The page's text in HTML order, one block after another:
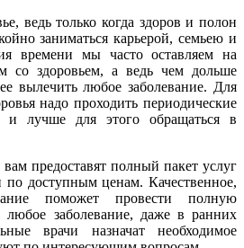
ведь только когда здоров и полон
заниматься карьерой, семьею и
времени мы часто оставляем на
со здоровьем, а ведь чем дольше
вылечить любое заболевание. Для
надо проходить периодические
и лучше для этого обращаться в
предоставят полный пакет услуг
по доступным ценам. Качественное,
поможет провести полную
любое заболевание, даже в ранних
врачи назначат необходимое